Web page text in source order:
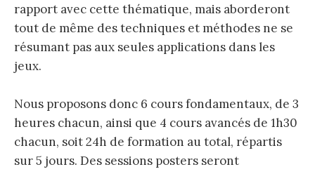
rapport avec cette thématique, mais aborderont
tout de même des techniques et méthodes ne se
résumant pas aux seules applications dans les
jeux.
Nous proposons donc 6 cours fondamentaux, de 3
heures chacun, ainsi que 4 cours avancés de 1h30
chacun, soit 24h de formation au total, répartis
sur 5 jours. Des sessions posters seront